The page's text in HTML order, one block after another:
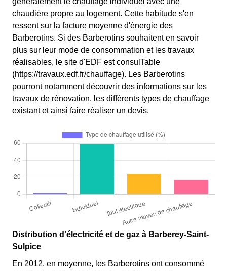
chaudière propre au logement. Cette habitude s'en
ressent sur la facture moyenne d'énergie des
Barberotins. Si des Barberotins souhaitent en savoir
plus sur leur mode de consommation et les travaux
réalisables, le site d'EDF est consulTable
(https://travaux.edf.fr/chauffage). Les Barberotins
pourront notamment découvrir des informations sur les
travaux de rénovation, les différents types de chauffage
existant et ainsi faire réaliser un devis.
Distribution d'électricité et de gaz à Barberey-Saint-
Sulpice
En 2012, en moyenne, les Barberotins ont consommé